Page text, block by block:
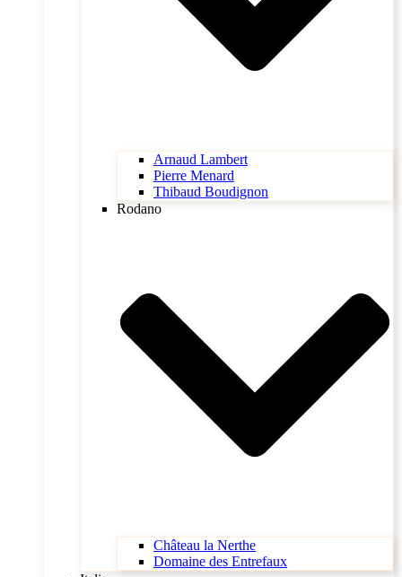
Arnaud Lambert
Pierre Menard
Thibaud Boudignon
Rodano
Château la Nerthe
Domaine des Entrefaux